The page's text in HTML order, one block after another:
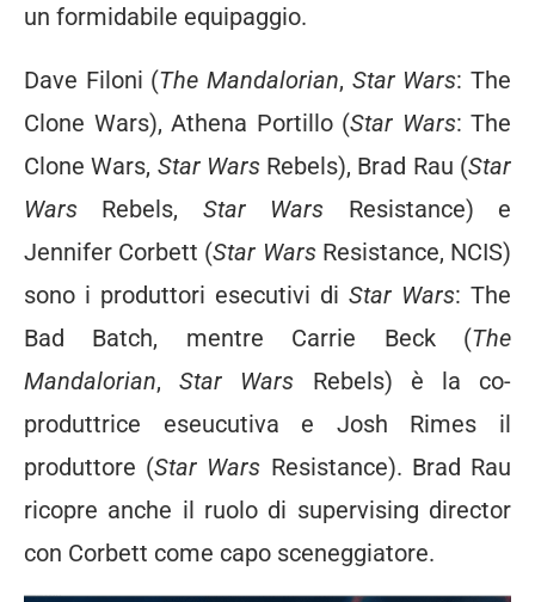
un formidabile equipaggio.
Dave Filoni (The Mandalorian, Star Wars: The
Clone Wars), Athena Portillo (Star Wars: The
Clone Wars, Star WarsRebels), Brad Rau (Star
Wars Rebels, Star Wars Resistance) e
Jennifer Corbett (Star WarsResistance, NCIS)
sono i produttori esecutivi di Star Wars: The
Bad Batch, mentre Carrie Beck (The
Mandalorian,Star Wars Rebels) è la co-
produttrice eseucutiva e Josh Rimes il
produttore (Star Wars Resistance). Brad Rau
ricopre anche il ruolo di supervising director
con Corbett come capo sceneggiatore.